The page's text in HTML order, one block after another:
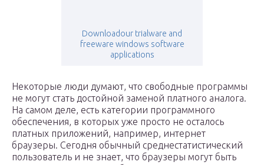
Downloadour trialware and
freeware windows software
applications
Некоторые люди думают, что свободные программы
не могут стать достойной заменой платного аналога.
На самом деле, есть категории программного
обеспечения, в которых уже просто не осталось
платных приложений, например, интернет
браузеры. Сегодня обычный среднестатистический
пользователь и не знает, что браузеры могут быть